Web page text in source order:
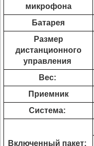
микрофона
Батарея
Размер
дистанционного
управления
Вес:
Приемник
Система:
Включенный пакет: